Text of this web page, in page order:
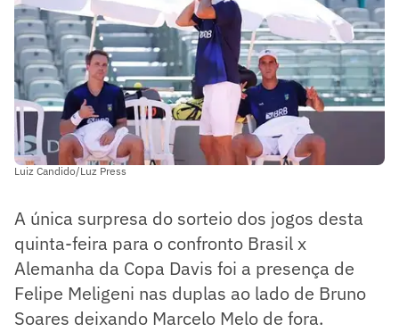
Luiz Candido/Luz Press
A única surpresa do sorteio dos jogos desta
quinta-feira para o confronto Brasil x
Alemanha da Copa Davis foi a presença de
Felipe Meligeni nas duplas ao lado de Bruno
Soares deixando Marcelo Melo de fora.